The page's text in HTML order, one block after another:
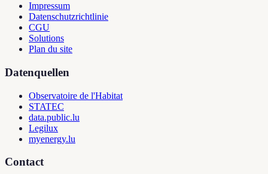
Impressum
Datenschutzrichtlinie
CGU
Solutions
Plan du site
Datenquellen
Observatoire de l'Habitat
STATEC
data.public.lu
Legilux
myenergy.lu
Contact